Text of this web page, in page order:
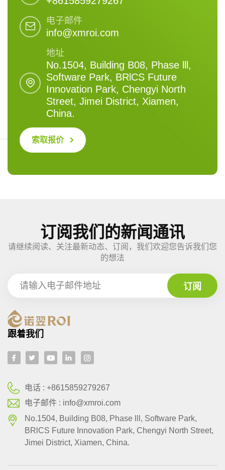
电子邮件
info@xmroi.com
地址
No.1504, Building B08, Phase lll,
Software Park, BRlCS Future
Innovation Park, Chengyi North
Street, Jimei District, Xiamen,
China.
索取报价
订阅我们的新闻通讯
请继续阅读、关注最新动态、订阅，我们欢迎您告诉我们您
的想法
跟着我们
电话 :+8615859279267
电子邮件 : info@xmroi.com
No.1504, Building B08, Phase lll, Software Park,
BRlCS Future Innovation Park, Chengyi North Street,
Jimei District, Xiamen, China.